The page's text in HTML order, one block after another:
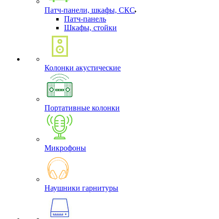
Патч-панели, шкафы, СКС
Патч-панель
Шкафы, стойки
Колонки акустические
Портативные колонки
Микрофоны
Наушники гарнитуры